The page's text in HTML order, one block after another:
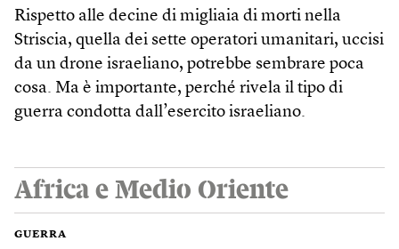
Rispetto alle decine di migliaia di morti nella
Striscia, quella dei sette operatori umanitari, uccisi
da un drone israeliano, potrebbe sembrare poca
cosa. Ma è importante, perché rivela il tipo di
guerra condotta dall’esercito israeliano.
Africa e Medio Oriente
GUERRA